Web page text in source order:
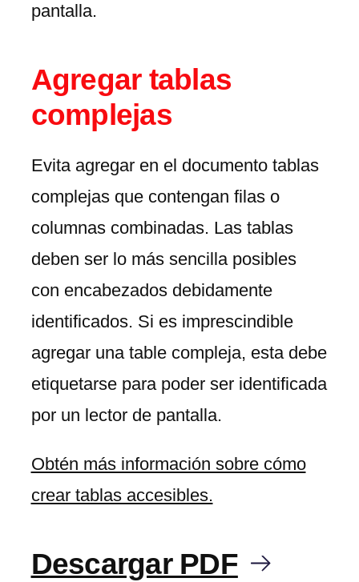
pantalla.
Agregar tablas
complejas
Evita agregar en el documento tablas
complejas que contengan filas o
columnas combinadas. Las tablas
deben ser lo más sencilla posibles
con encabezados debidamente
identificados. Si es imprescindible
agregar una table compleja, esta debe
etiquetarse para poder ser identificada
por un lector de pantalla.
Obtén más información sobre cómo
crear tablas accesibles.
Descargar PDF